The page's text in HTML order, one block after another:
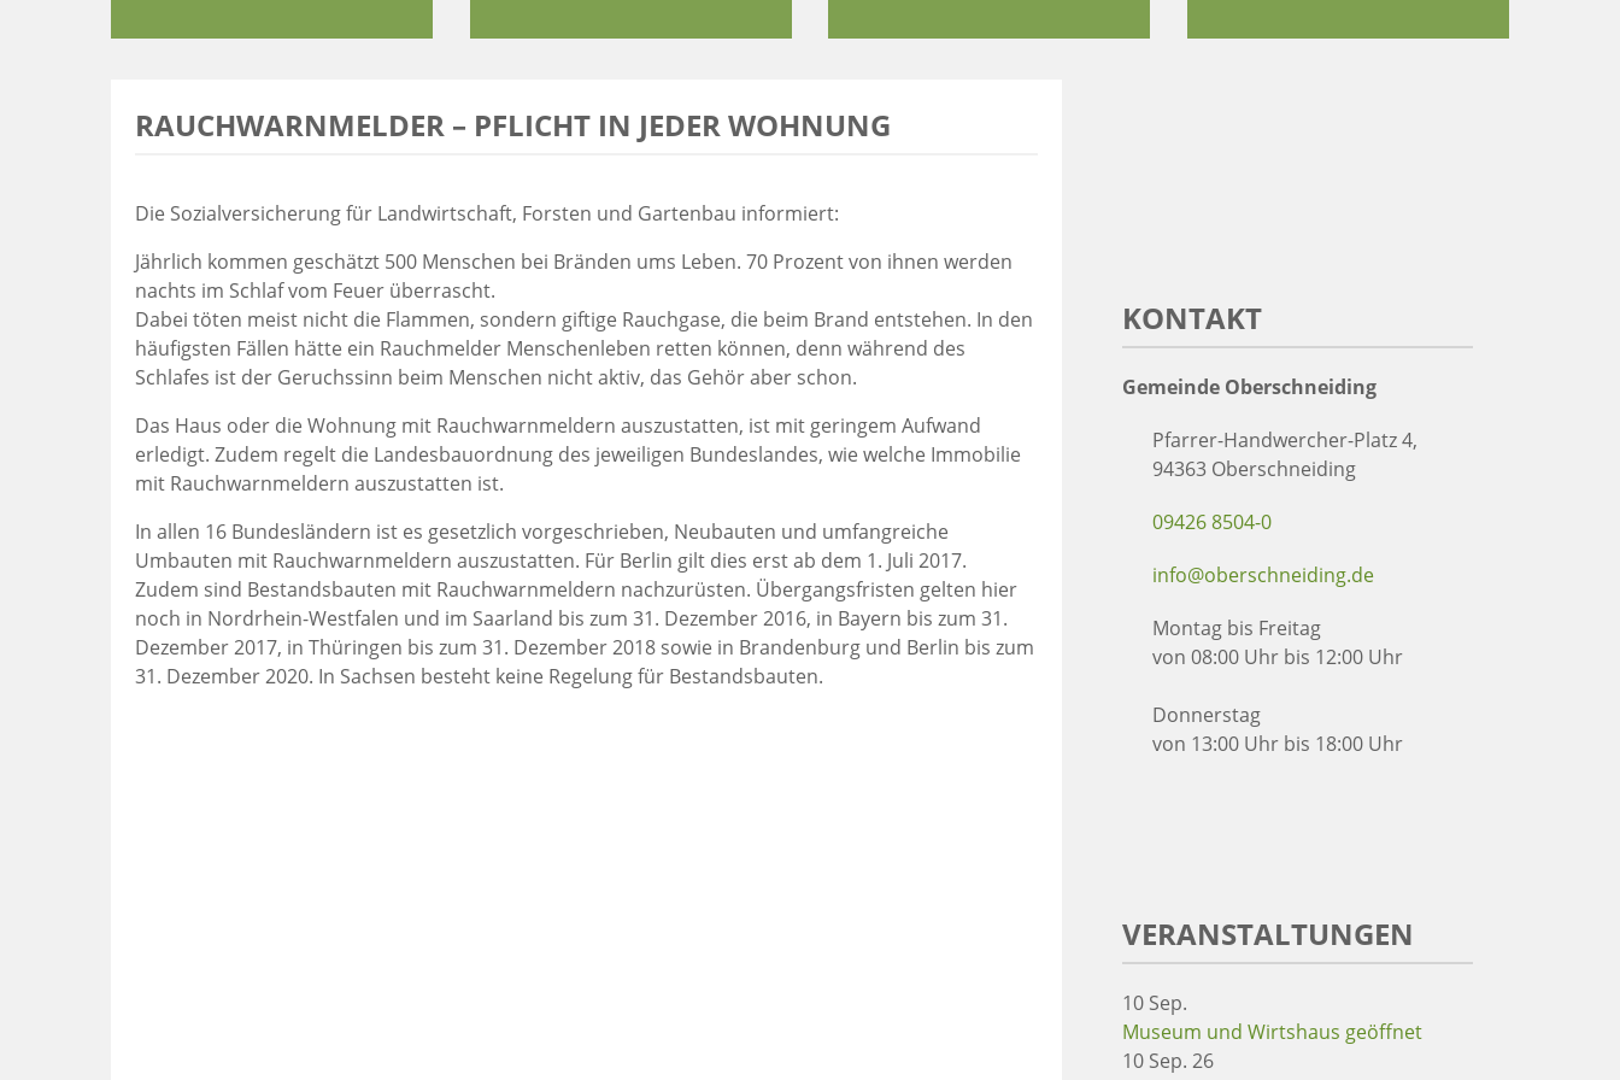
RAUCHWARNMELDER – PFLICHT IN JEDER WOHNUNG
Die Sozialversicherung für Landwirtschaft, Forsten und Gartenbau informiert:
Jährlich kommen geschätzt 500 Menschen bei Bränden ums Leben. 70 Prozent von ihnen werden
nachts im Schlaf vom Feuer überrascht.
Dabei töten meist nicht die Flammen, sondern giftige Rauchgase, die beim Brand entstehen. In den
häufigsten Fällen hätte ein Rauchmelder Menschenleben retten können, denn während des
Schlafes ist der Geruchssinn beim Menschen nicht aktiv, das Gehör aber schon.
Das Haus oder die Wohnung mit Rauchwarnmeldern auszustatten, ist mit geringem Aufwand
erledigt. Zudem regelt die Landesbauordnung des jeweiligen Bundeslandes, wie welche Immobilie
mit Rauchwarnmeldern auszustatten ist.
In allen 16 Bundesländern ist es gesetzlich vorgeschrieben, Neubauten und umfangreiche
Umbauten mit Rauchwarnmeldern auszustatten. Für Berlin gilt dies erst ab dem 1. Juli 2017.
Zudem sind Bestandsbauten mit Rauchwarnmeldern nachzurüsten. Übergangsfristen gelten hier
noch in Nordrhein-Westfalen und im Saarland bis zum 31. Dezember 2016, in Bayern bis zum 31.
Dezember 2017, in Thüringen bis zum 31. Dezember 2018 sowie in Brandenburg und Berlin bis zum
31. Dezember 2020. In Sachsen besteht keine Regelung für Bestandsbauten.
KONTAKT
Gemeinde Oberschneiding
Pfarrer-Handwercher-Platz 4,
94363 Oberschneiding
09426 8504-0
info@oberschneiding.de
Montag bis Freitag
von 08:00 Uhr bis 12:00 Uhr
Donnerstag
von 13:00 Uhr bis 18:00 Uhr
VERANSTALTUNGEN
10 Sep.
Museum und Wirtshaus geöffnet
10 Sep. 26